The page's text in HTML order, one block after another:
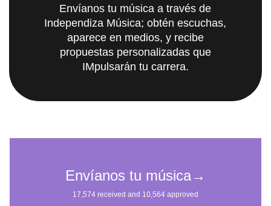
Envíanos tu música a través de
Independiza Música; obtén escuchas,
aparece en medios, y recibe
propuestas personalizadas que
IMpulsarán tu carrera.